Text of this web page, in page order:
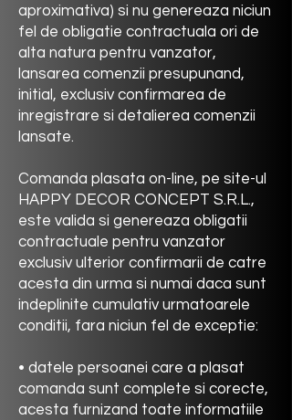
aproximativa) si nu genereaza niciun
fel de obligatie contractuala ori de
alta natura pentru vanzator,
lansarea comenzii presupunand,
initial, exclusiv confirmarea de
inregistrare si detalierea comenzii
lansate.
Comanda plasata on-line, pe site-ul
HAPPY DECOR CONCEPT S.R.L.,
este valida si genereaza obligatii
contractuale pentru vanzator
exclusiv ulterior confirmarii de catre
acesta din urma si numai daca sunt
indeplinite cumulativ urmatoarele
conditii, fara niciun fel de exceptie:
• datele persoanei care a plasat
comanda sunt complete si corecte,
acesta furnizand toate informatiile